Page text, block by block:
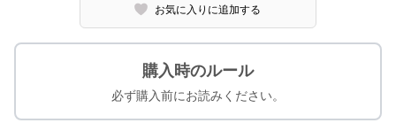
お気に入りに追加する
購入時のルール
必ず購入前にお読みください。